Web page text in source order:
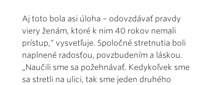
Aj toto bola asi úloha – odovzdávať pravdy
viery ženám, ktoré k nim 40 rokov nemali
prístup,“ vysvetľuje. Spoločné stretnutia boli
naplnené radosťou, povzbudením a láskou.
„Naučili sme sa požehnávať. Kedykoľvek sme
sa stretli na ulici, tak sme jeden druhého